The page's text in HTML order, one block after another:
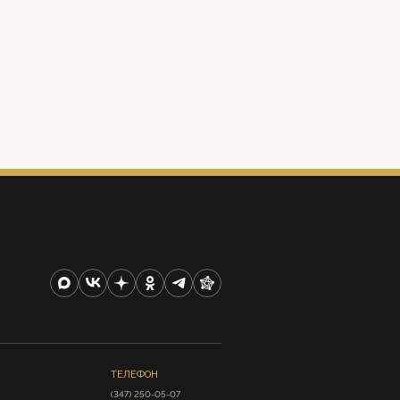
ТЕЛЕФОН
(347) 250-05-07